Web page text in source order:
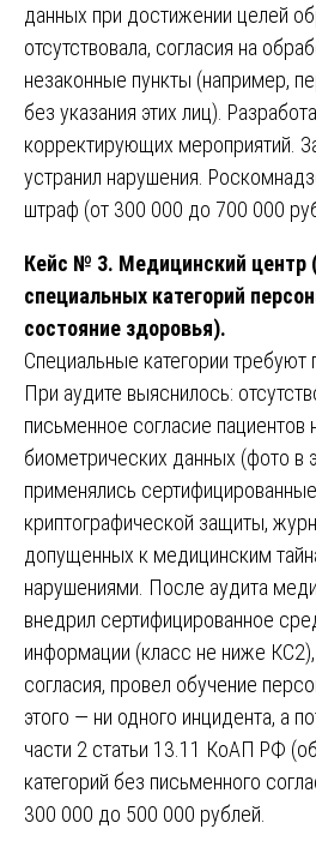
данных при достижении целей
отсутствовала, согласия на
незаконные пункты (например,
без указания этих лиц).
корректирующих мероприятий.
устранил нарушения.
штраф (от 300 000 до 700 000
Кейс № 3. Медицинский центр
специальных категорий
состояние здоровья).
Специальные категории
При аудите выяснилось:
письменное согласие пациентов
биометрических данных (фото в
применялись
криптографической защиты,
допущенных к медицинским
нарушениями. После аудита
внедрил сертифицированное
информации (класс не ниже
согласия, провел обучение
этого — ни одного инцидента, а
части 2 статьи 13.11 КоАП РФ
категорий без письменного
300 000 до 500 000 рублей.